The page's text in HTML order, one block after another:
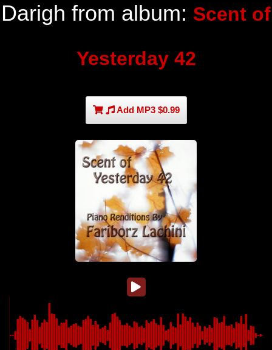
Darigh from album: Scent of
Yesterday 42
Add MP3 $0.99